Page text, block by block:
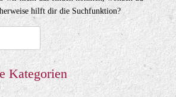
hilft dir die Suchfunktion?
Kategorien